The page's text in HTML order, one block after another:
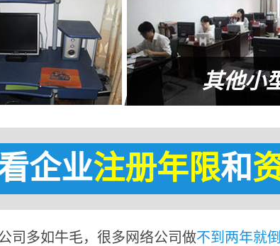
其他小
企业注册年限和
司多如牛毛，很多网络公司做不到两年就